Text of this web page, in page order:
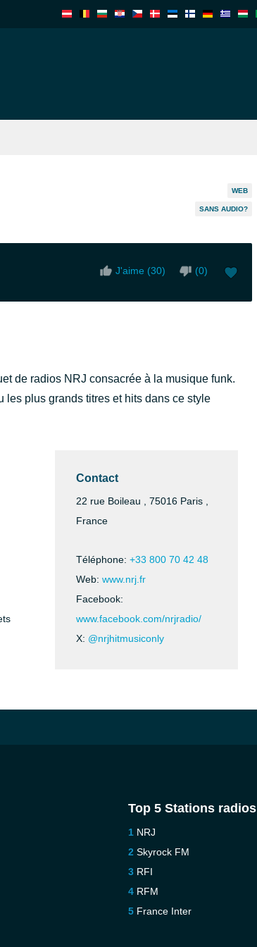
WEB
SANS AUDIO?
J'aime (30) (0)
de radios NRJ consacrée à la musique funk.
les plus grands titres et hits dans ce style
Contact
22 rue Boileau , 75016 Paris ,
France
Téléphone: +33 800 70 42 48
Web: www.nrj.fr
Facebook:
www.facebook.com/nrjradio/
X: @nrjhitmusiconly
Top 5 Stations radios
NRJ
Skyrock FM
RFI
RFM
France Inter